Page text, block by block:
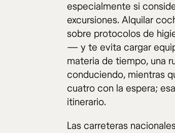
especialmente si
excursiones. Alquilar
sobre protocolos de
— y te evita cargar
materia de tiempo, una
conduciendo, mientras
cuatro con la espera;
itinerario.
Las carreteras